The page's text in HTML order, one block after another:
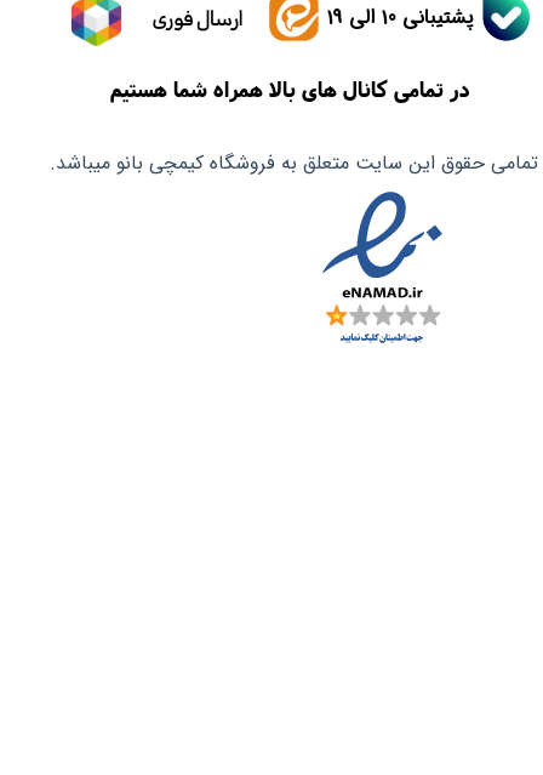
تمامی حقوق این سایت متعلق به فروشگاه کیمچی بانو میباشد.
ارسال فوری پشتیبانی 10 الی 19
در تمامی کانال های بالا همراه شما هستیم